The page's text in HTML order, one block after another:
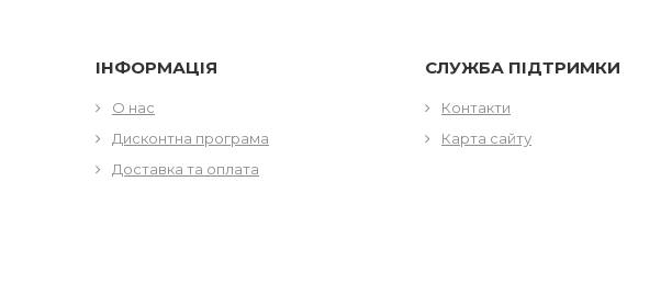
ІНФОРМАЦІЯ
О нас
Дисконтна програма
Доставка та оплата
СЛУЖБА ПІДТРИМКИ
Контакти
Карта сайту